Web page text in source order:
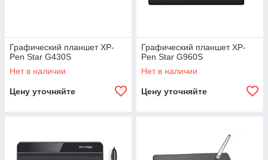
Графический планшет XP-
Pen Star G430S
Нет в наличии
Цену уточняйте
Графический планшет XP-
Pen Star G960S
Нет в наличии
Цену уточняйте